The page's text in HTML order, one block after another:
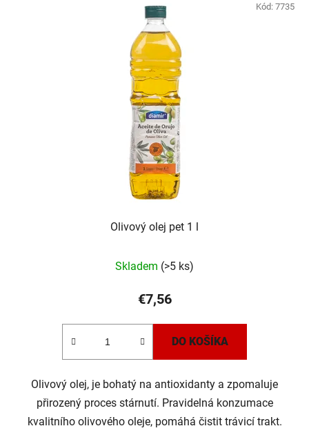
Olivový olej pet 1 l
Skladem (>5 ks)
€7,56
DO KOŠÍKA
Olivový olej, je bohatý na antioxidanty a zpomaluje
přirozený proces stárnutí. Pravidelná konzumace
kvalitního olivového oleje, pomáhá čistit trávicí trakt.
Kód: 7735